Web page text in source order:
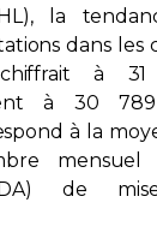
la
dans les
à
à 30
à la
mensuel
de